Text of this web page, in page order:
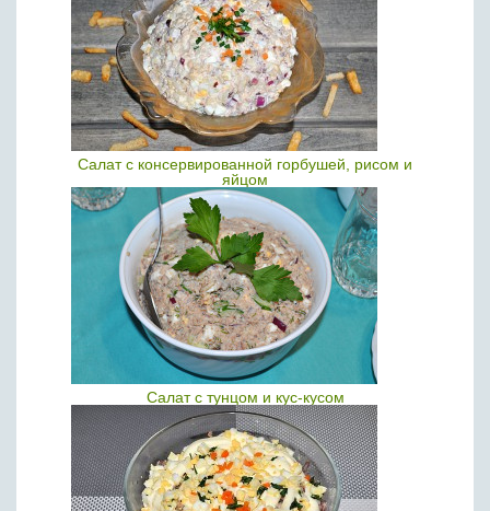
Салат с консервированной горбушей, рисом и
яйцом
Салат с тунцом и кус-кусом